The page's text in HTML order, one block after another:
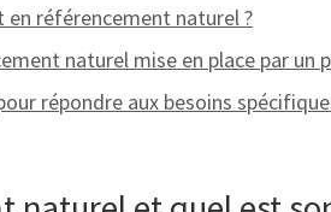
en référencement naturel ?
naturel mise en place par un
répondre aux besoins